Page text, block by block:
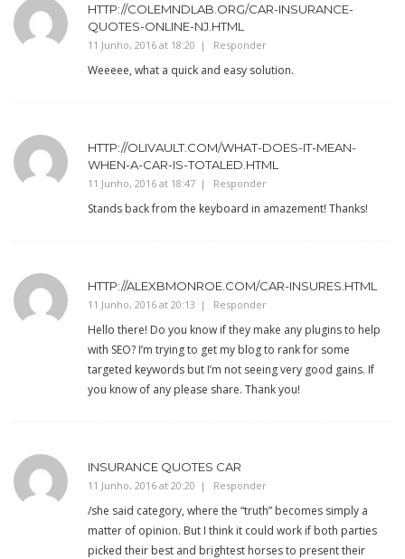
HTTP://COLEMNDLAB.ORG/CAR-INSURANCE-
QUOTES-ONLINE-NJ.HTML
11 Junho, 2016 at 18:20 Responder
Weeeee, what a quick and easy solution.
HTTP://OLIVAULT.COM/WHAT-DOES-IT-MEAN-
WHEN-A-CAR-IS-TOTALED.HTML
11 Junho, 2016 at 18:47 Responder
Stands back from the keyboard in amazement! Thanks!
HTTP://ALEXBMONROE.COM/CAR-INSURES.HTML
11 Junho, 2016 at 20:13 Responder
Hello there! Do you know if they make any plugins to help
with SEO? I’m trying to get my blog to rank for some
targeted keywords but I’m not seeing very good gains. If
you know of any please share. Thank you!
INSURANCE QUOTES CAR
11 Junho, 2016 at 20:20 Responder
/she said category, where the “truth” becomes simply a
matter of opinion. But I think it could work if both parties
picked their best and brightest horses to present their